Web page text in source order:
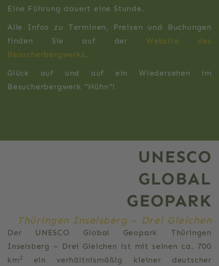
Eine Führung dauert eine Stunde.
Alle Infos zu Terminen, Preisen und Buchungen
finden Sie auf der Website des
Besucherbergwerks.
Glück auf und auf ein Wiedersehen im
Besucherbergwerk "Hühn"!
UNESCO
GLOBAL
GEOPARK
Thüringen Inselsberg – Drei Gleichen
Der UNESCO Global Geopark Thüringen
Inselsberg – Drei Gleichen ist mit seinen ca. 700
km2
ein verhältnismäßig kleiner deutscher